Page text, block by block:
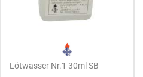
Lötwasser Nr.1 30ml SB